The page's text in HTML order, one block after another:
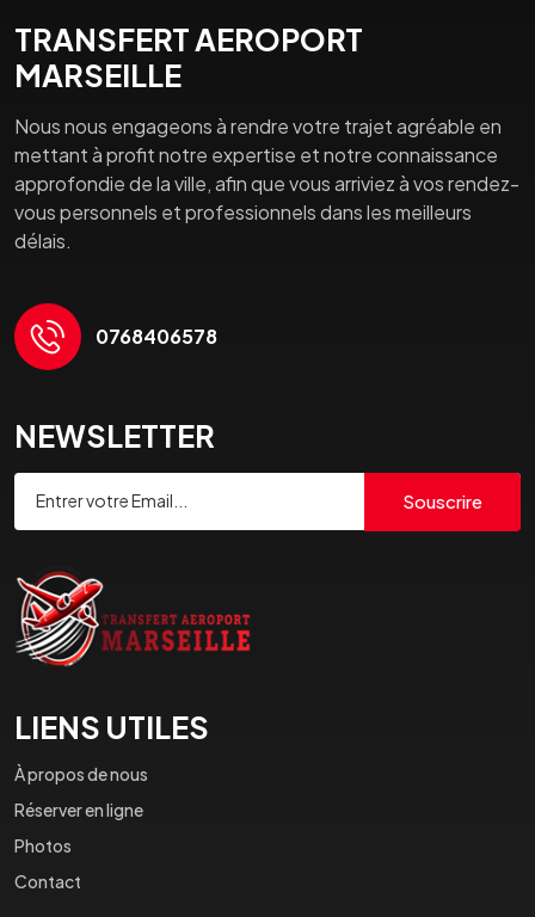
TRANSFERT AEROPORT
MARSEILLE
Nous nous engageons à rendre votre trajet agréable en
mettant à profit notre expertise et notre connaissance
approfondie de la ville, afin que vous arriviez à vos rendez-
vous personnels et professionnels dans les meilleurs
délais.
0768406578
NEWSLETTER
Souscrire
LIENS UTILES
À propos de nous
Réserver en ligne
Photos
Contact